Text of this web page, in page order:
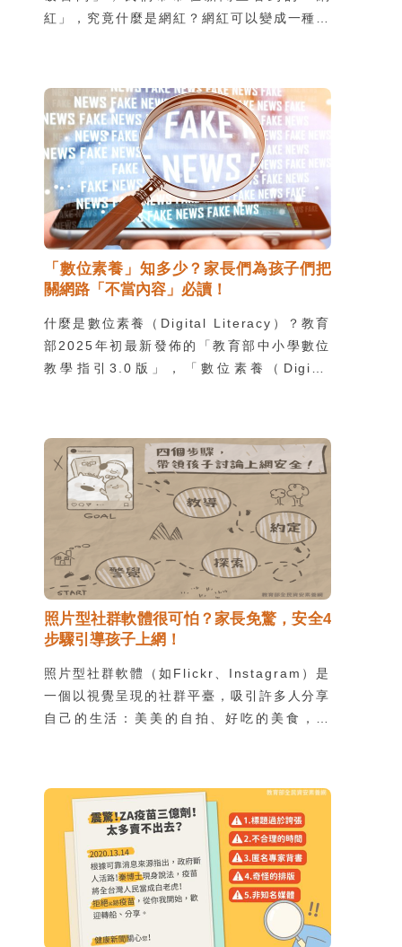
紅」，究竟什麼是網紅？網紅可以變成一種職
「數位素養」知多少？家長們為孩子們把
關網路「不當內容」必讀！
什麼是數位素養（Digital Literacy）？教育
部2025年初最新發佈的「教育部中小學數位
教學指引3.0版」，「數位素養（Digital
用數位工具，搜集、評估、應用資訊，進行溝
通合作、研究並解決問題，同時熟悉數位科技
概念與技能，適切的進行數位活動與創作。
照片型社群軟體很可怕？家長免驚，安全4
步驟引導孩子上網！
照片型社群軟體（如Flickr、Instagram）是
一個以視覺呈現的社群平臺，吸引許多人分享
自己的生活：美美的自拍、好吃的美食，然
又感覺不夠熟悉照片型社群軟體的生態，該怎
麼辦呢？兒福聯盟的調查中便發現，有 41％
的兒少認為父母的網路安全教育不實用。別擔
心，就讓我們跟著兒福和 Instagram 合作推
出的「Instagram 家長指南」一起 update
資訊吧！